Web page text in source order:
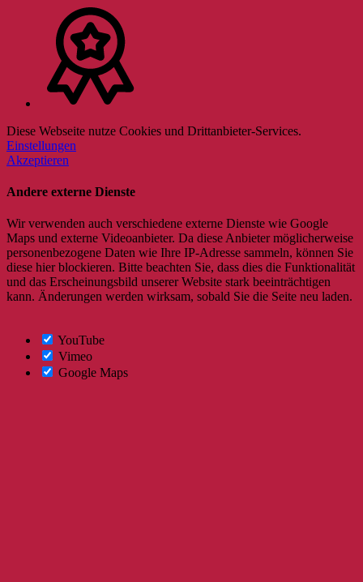
Diese Webseite nutze Cookies und Drittanbieter-Services.
Einstellungen
Akzeptieren
Andere externe Dienste
Wir verwenden auch verschiedene externe Dienste wie Google
Maps und externe Videoanbieter. Da diese Anbieter möglicherweise
personenbezogene Daten wie Ihre IP-Adresse sammeln, können Sie
diese hier blockieren. Bitte beachten Sie, dass dies die Funktionalität
und das Erscheinungsbild unserer Website stark beeinträchtigen
kann. Änderungen werden wirksam, sobald Sie die Seite neu laden.
YouTube
Vimeo
Google Maps